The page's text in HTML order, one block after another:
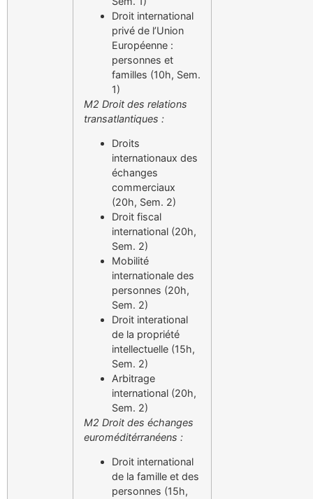
Droit international
privé de l’Union
Européenne :
personnes et
familles (10h, Sem.
1)
M2 Droit des relations
transatlantiques :
Droits
internationaux des
échanges
commerciaux
(20h, Sem. 2)
Droit fiscal
international (20h,
Sem. 2)
Mobilité
internationale des
personnes (20h,
Sem. 2)
Droit interational
de la propriété
intellectuelle (15h,
Sem. 2)
Arbitrage
international (20h,
Sem. 2)
M2 Droit des échanges
euroméditérranéens :
Droit international
de la famille et des
personnes (15h,